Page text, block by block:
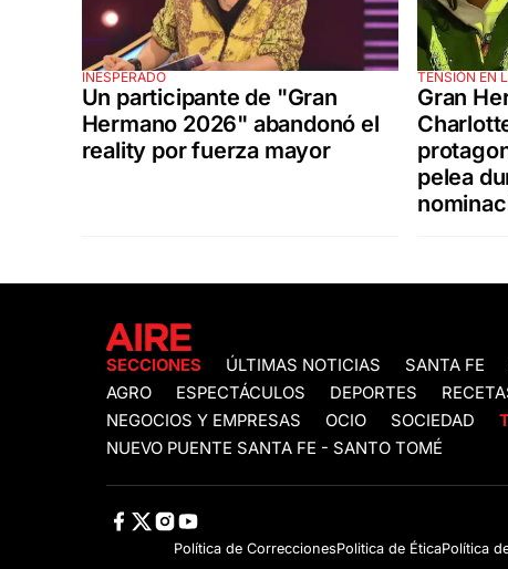
INESPERADO
Un participante de "Gran
Hermano 2026" abandonó el
reality por fuerza mayor
TENSIÓN EN
Gran
pelea
SECCIONES ÚLTIMAS NOTICIAS SANTA FE
AGRO
ESPECTÁCULOS DEPORTES
NEGOCIOS Y EMPRESAS
OCIO SOCIEDAD
NUEVO PUENTE SANTA FE - SANTO TOMÉ
Política de CorreccionesPolitica de ÉticaPolítica